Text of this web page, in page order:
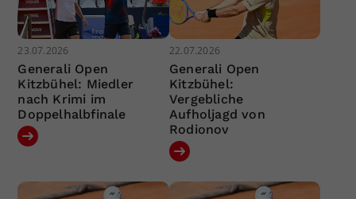
23.07.2026
Generali Open
Kitzbühel: Miedler
nach Krimi im
Doppelhalbfinale
22.07.2026
Generali Open
Kitzbühel:
Vergebliche
Aufholjagd von
Rodionov